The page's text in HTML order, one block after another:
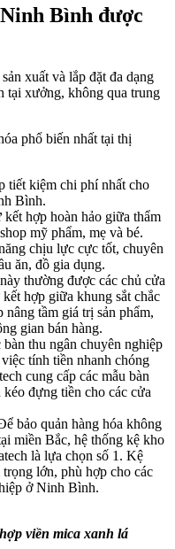
Bình được
xuất và lắp đặt đa dạng
tại xưởng, không qua trung
phổ biến nhất tại thị
tiết kiệm chi phí nhất cho
Bình.
kết hợp hoàn hảo giữa thẩm
mỹ phẩm, mẹ và bé.
chịu lực cực tốt, chuyên
ăn, đồ gia dụng.
thường được các chủ cửa
hợp giữa khung sắt chắc
nâng tầm giá trị sản phẩm,
gian bán hàng.
thu ngân chuyên nghiệp
tính tiền nhanh chóng
cung cấp các mẫu bàn
đựng tiền cho các cửa
bảo quản hàng hóa không
miền Bắc, hệ thống kệ kho
là lựa chọn số 1. Kệ
lớn, phù hợp cho các
ở Ninh Bình.
viền mica xanh lá